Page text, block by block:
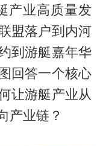
产业高质量发
盟落户到内河
到游艇嘉年华
回答一个核心
让游艇产业从
产业链？